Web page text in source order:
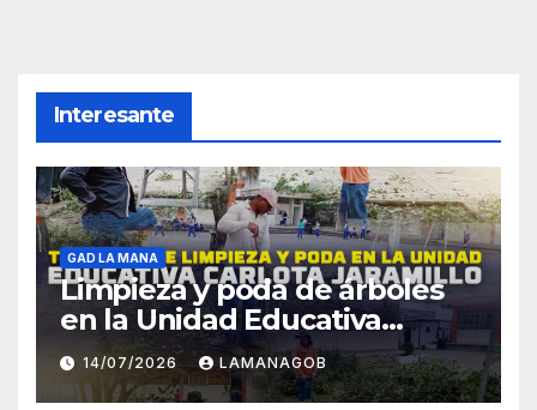
Interesante
GAD LA MANA
Limpieza y poda de árboles
en la Unidad Educativa
Carlota Jaramillo
14/07/2026 LAMANAGOB